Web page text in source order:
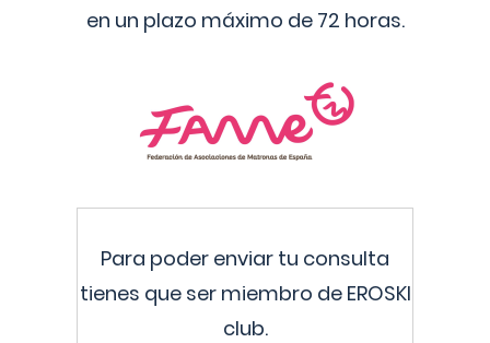
en un plazo máximo de 72 horas.
Para poder enviar tu consulta
tienes que ser miembro de EROSKI
club.